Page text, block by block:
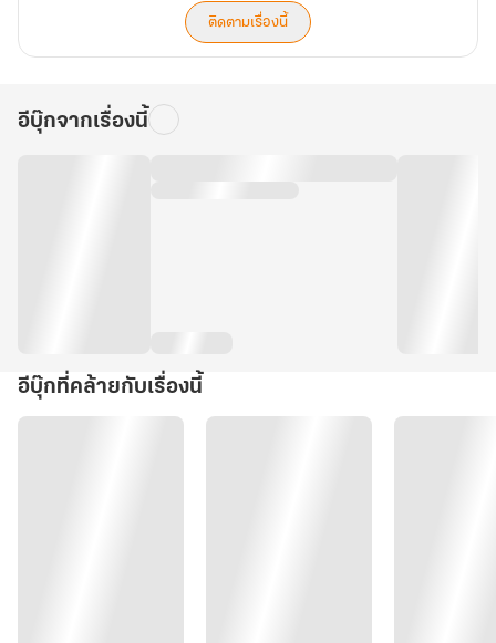
เขียนวิทยานิพนธ์เกี่ยวกับเรื่องนี้
ภายใต้แสงตะเกียงวอมแวมและบรรยากาศวังเวงในที่แห่งนั้น
รวมถึง ‘สาวงาม’ ลึกลับผู้งามดุจนางฟ้านางสวรรค์
หล่อนไม่ใช่ผี ไม่ใช่วิญญาณอย่างที่เขาเคยพบ...แต่ก็ไม่ใช่คน
ทว่าการเข้าไปยุ่งกับสิ่งที่อยู่พ้นไปจากขอบเขตของมนุษย์เช่นนี้...สุดท้าย
จะนำไปสู่ผลลัพธ์แบบใด
ติดตามเรื่องนี้
อีบุ๊กจากเรื่องนี้
อีบุ๊กที่คล้ายกับเรื่องนี้